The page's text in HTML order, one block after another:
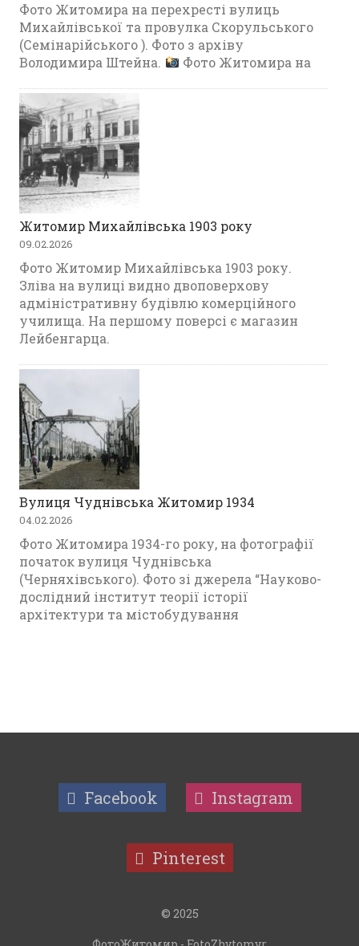
Фото Житомира на перехресті вулиць
Михайлівської та провулка Скорульського
(Семінарійського ). Фото з архіву
Володимира Штейна.
Фото Житомира на
Житомир Михайлівська 1903 року
09.02.2026
Фото Житомир Михайлівська 1903 року.
Зліва на вулиці видно двоповерхову
адміністративну будівлю комерційного
училища. На першому поверсі є магазин
Лейбенгарца.
Вулиця Чуднівська Житомир 1934
04.02.2026
Фото Житомира 1934-го року, на фотографії
початок вулиця Чуднівська
(Черняхівського). Фото зі джерела “Науково-
дослідний інститут теорії історії
архітектури та містобудування
Facebook Instagram
Pinterest
© 2025